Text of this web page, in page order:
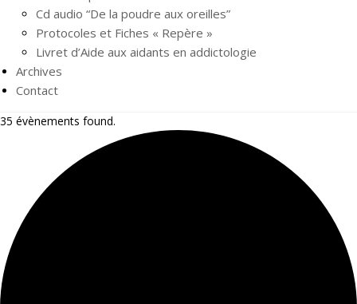
Cd audio “De la poudre aux oreilles”
Protocoles et Fiches « Repère »
Livret d’Aide aux aidants en addictologie
Archives
Contact
35 évènements found.